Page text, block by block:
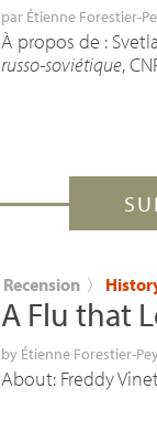
par Étienne Forestier-
À propos de :
russo-soviétique,
Recension 〉
A Flu that
by Étienne Forestier-
About: Freddy